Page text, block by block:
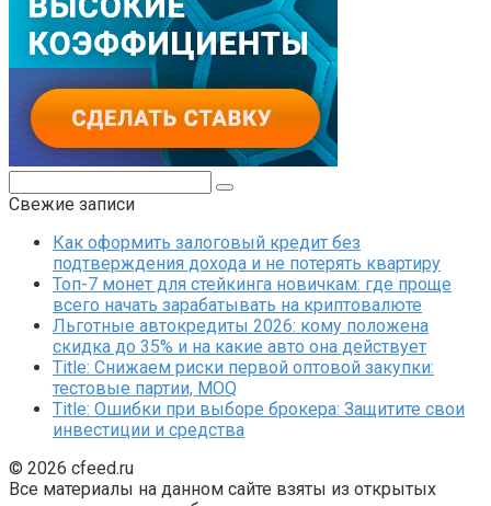
Свежие записи
Как оформить залоговый кредит без
подтверждения дохода и не потерять квартиру
Топ-7 монет для стейкинга новичкам: где проще
всего начать зарабатывать на криптовалюте
Льготные автокредиты 2026: кому положена
скидка до 35% и на какие авто она действует
Title: Снижаем риски первой оптовой закупки:
тестовые партии, MOQ
Title: Ошибки при выборе брокера: Защитите свои
инвестиции и средства
© 2026 cfeed.ru
Все материалы на данном сайте взяты из открытых